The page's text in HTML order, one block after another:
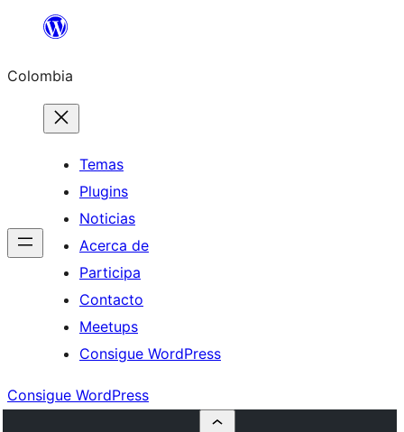
Saltar
contenido
Colombia
Temas
Plugins
Noticias
Acerca de
Participa
Contacto
Meetups
Consigue WordPress
Consigue WordPress